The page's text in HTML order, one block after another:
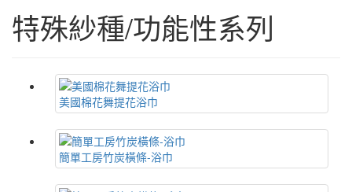
特殊紗種/功能性系列
美國棉花舞提花浴巾
簡單工房竹炭橫條-浴巾